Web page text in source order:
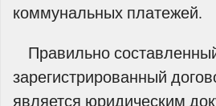
коммунальных платежей.
Правильно
зарегистрированный
является юридическим